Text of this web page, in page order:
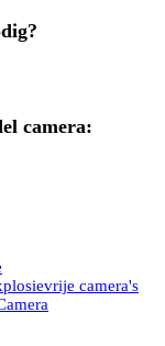
camera:
camera's